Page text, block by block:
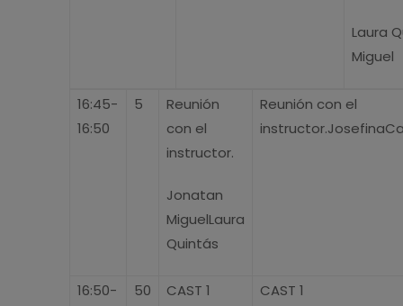
Laura
Miguel
16:45-
16:50
5
Reunión
con el
instructor.
Jonatan
MiguelLaura
Quintás
Reunión con el
16:50-
50 CAST 1 CAST 1